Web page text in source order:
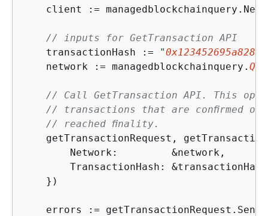
client :=
// inputs for GetTransaction API
    transactionHash :=
"
    network := managedblockchainquery.
// Call GetTransaction API. This
// transactions that are conﬁrmed
// reached ﬁnality.
getTransactionRequest,
        Network:         &network,
TransactionHash:
    })
errors :=